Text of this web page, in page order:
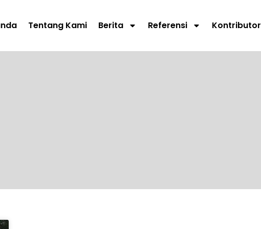
Tentang Kami Berita Referensi Kontributor